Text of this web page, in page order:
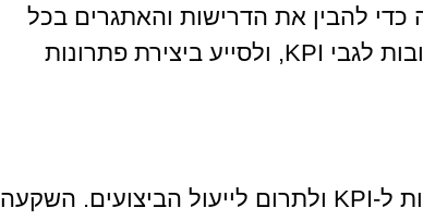
כדי להבין את הדרישות והאתגרים בכל
אחד מהתחומים. שיח פתוח יכול להביא לתובנות חשובות לגבי KPI, ולסייע ביצירת פתרונות
הכשרה מקצועית של עובדים יכולה לשפר את המודעות ל-KPI ולתרום לייעול הביצועים. השקעה